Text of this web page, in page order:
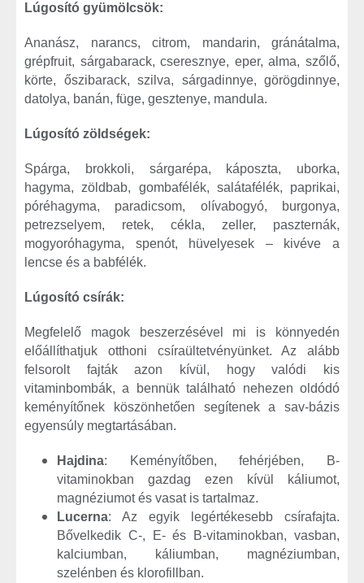
Lúgosító gyümölcsök:
Ananász, narancs, citrom, mandarin, gránátalma,
grépfruit, sárgabarack, cseresznye, eper, alma, szőlő,
körte, őszibarack, szilva, sárgadinnye, görögdinnye,
datolya, banán, füge, gesztenye, mandula.
Lúgosító zöldségek:
Spárga, brokkoli, sárgarépa, káposzta, uborka,
hagyma, zöldbab, gombafélék, salátafélék, paprikai,
póréhagyma, paradicsom, olívabogyó, burgonya,
petrezselyem, retek, cékla, zeller, paszternák,
mogyoróhagyma, spenót, hüvelyesek – kivéve a
lencse és a babfélék.
Lúgosító csírák:
Megfelelő magok beszerzésével mi is könnyedén
előállíthatjuk otthoni csíraültetvényünket. Az alább
felsorolt fajták azon kívül, hogy valódi kis
vitaminbombák, a bennük található nehezen oldódó
keményítőnek köszönhetően segítenek a sav-bázis
egyensúly megtartásában.
Hajdina: Keményítőben, fehérjében, B-
vitaminokban gazdag ezen kívül káliumot,
magnéziumot és vasat is tartalmaz.
Lucerna: Az egyik legértékesebb csírafajta.
Bővelkedik C-, E- és B-vitaminokban, vasban,
kalciumban, káliumban, magnéziumban,
szelénben és klorofillban.